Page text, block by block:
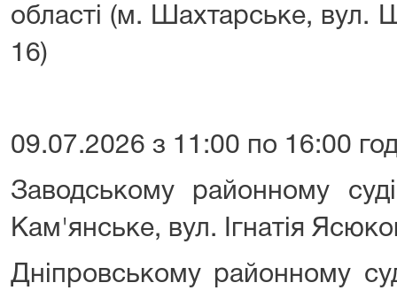
області (м. Шахтарське, вул.
16)
09.07.2026 з 11:00 по 16:00
Заводському районному
Кам'янське, вул. Ігнатія
Дніпровському районному